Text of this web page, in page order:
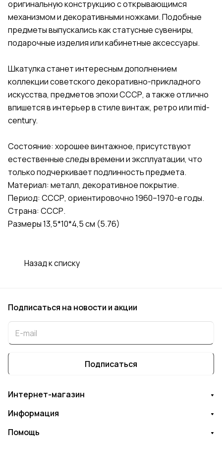
оригинальную конструкцию с открывающимся
механизмом и декоративными ножками. Подобные
предметы выпускались как статусные сувениры,
подарочные изделия или кабинетные аксессуары.
Шкатулка станет интересным дополнением
коллекции советского декоративно-прикладного
искусства, предметов эпохи СССР, а также отлично
впишется в интерьер в стиле винтаж, ретро или mid-
century.
Состояние: хорошее винтажное, присутствуют
естественные следы времени и эксплуатации, что
только подчеркивает подлинность предмета.
Материал: металл, декоративное покрытие.
Период: СССР, ориентировочно 1960–1970-е годы.
Страна: СССР.
Размеры 13,5*10*4,5 см (5.76)
Назад к списку
Подписаться на новости и акции
Подписаться
Интернет-магазин
Информация
Помощь